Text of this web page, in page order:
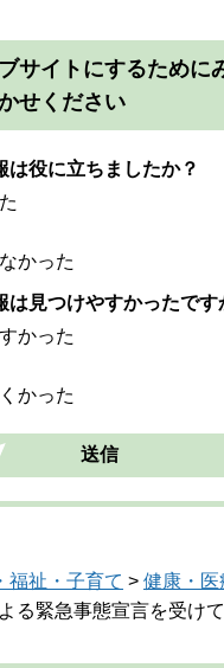
サイトにするために
せください
は役に立ちましたか？
かった
は見つけやすかったです
かった
かった
福祉・子育て > 健康・医
る緊急事態宣言を受け